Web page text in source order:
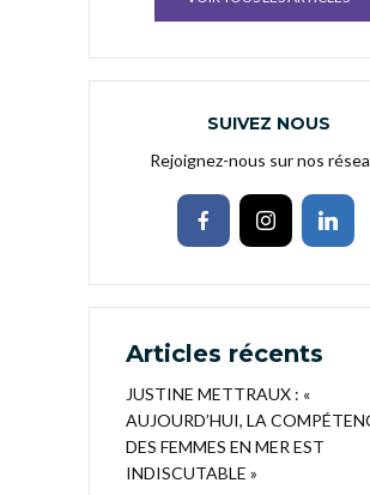
SUIVEZ NOUS
Rejoignez-nous sur nos
Articles récents
JUSTINE METTRAUX : «
AUJOURD’HUI, LA
DES FEMMES EN MER EST
INDISCUTABLE »